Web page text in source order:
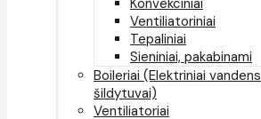
Konvekciniai
Ventiliatoriniai
Tepaliniai
Sieniniai, pakabinami
Boileriai (Elektriniai vandens
šildytuvai)
Ventiliatoriai